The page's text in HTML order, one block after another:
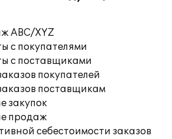
ABC/XYZ
с покупателями
с поставщиками
покупателей
поставщикам
закупок
продаж
себестоимости заказов